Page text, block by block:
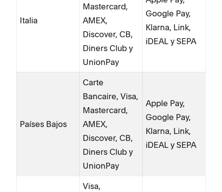
Italia
Mastercard,
AMEX,
Discover, CB,
Diners Club y
UnionPay
Google Pay,
Klarna, Link,
iDEAL y SEPA
Países Bajos
Carte
Bancaire, Visa,
Mastercard,
AMEX,
Discover, CB,
Diners Club y
UnionPay
Apple Pay,
Google Pay,
Klarna, Link,
iDEAL y SEPA
Visa,